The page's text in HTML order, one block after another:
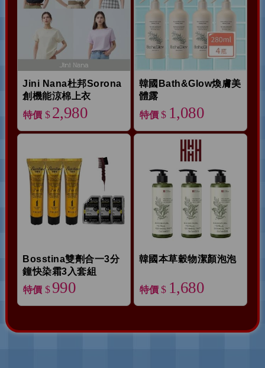
Jini Nana杜邦Sorona
創機能涼棉上衣
特價 $ 2,980
韓國Bath&Glow煥膚美
體露
特價 $ 1,080
Bosstina雙劑合一3分
鐘快染霜3入套組
特價 $ 990
韓國本草穀物潔顏泡泡
特價 $ 1,680